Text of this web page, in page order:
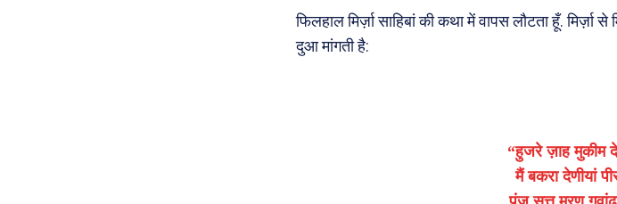
फिलहाल मिर्ज़ा साहिबां की कथा में वापस लौटता हूँ.
दुआ मांगती है:
“हुजरे ज़ाह मुकीम
मैं बकरा देणीयां